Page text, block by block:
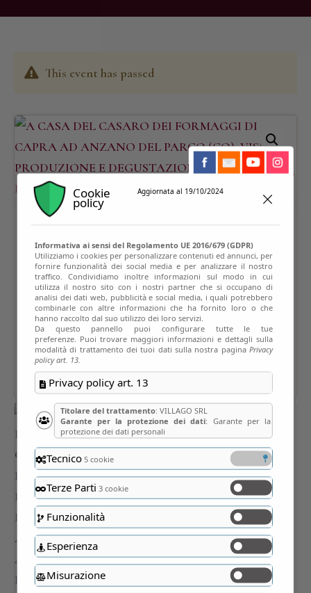
This event has passed
Cookie
policy
Aggiornata al 19/10/2024
Informativa ai sensi del Regolamento UE 2016/679 (GDPR)
Utilizziamo i cookies per personalizzare contenuti ed annunci, per
fornire funzionalità dei social media e per analizzare il nostro
traffico. Condividiamo inoltre informazioni sul modo in cui
utilizza il nostro sito con i nostri partner che si occupano di
analisi dei dati web, pubblicità e social media, i quali potrebbero
combinarle con altre informazioni che ha fornito loro o che
hanno raccolto dal suo utilizzo dei loro servizi.
Da questo pannello puoi configurare tutte le tue
preferenze. Puoi trovare maggiori informazioni e dettagli sulla
modalità di trattamento dei tuoi dati sulla nostra paginaPrivacy
policy art. 13.
Privacy policy art. 13
Titolare del trattamento: VILLAGO SRL
Garante per la protezione dei dati: Garante per la
protezione dei dati personali
Tecnico5 cookie
Terze Parti 3 cookie
Funzionalità
Esperienza
Misurazione